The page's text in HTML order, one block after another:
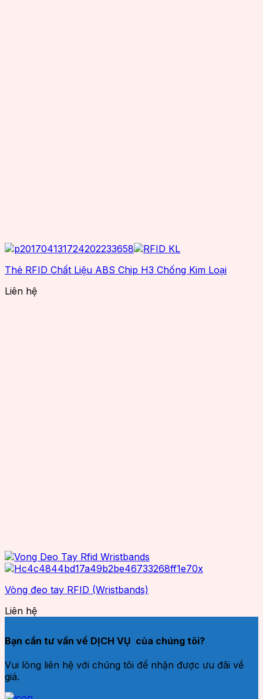
Thẻ RFID Chất Liệu ABS Chip H3 Chống Kim Loại
Liên hệ
Vòng đeo tay RFID (Wristbands)
Liên hệ
Bạn cần tư vấn về DỊCH VỤ của chúng tôi?
Vui lòng liên hệ với chúng tôi để nhận được ưu đãi về
giá.